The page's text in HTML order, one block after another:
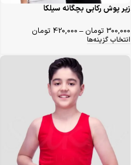
زیر پوش رکابی بچگانه سیلکا
300,000 تومان –
420,000 تومان
انتخاب گزینه‌ها